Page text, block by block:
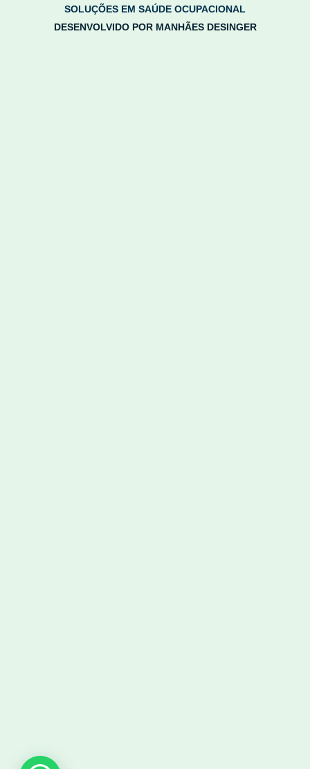
SOLUÇÕES EM SAÚDE OCUPACIONAL
DESENVOLVIDO POR MANHÃES DESINGER